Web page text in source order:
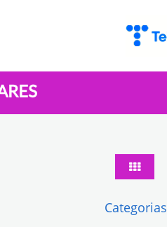
Categorias